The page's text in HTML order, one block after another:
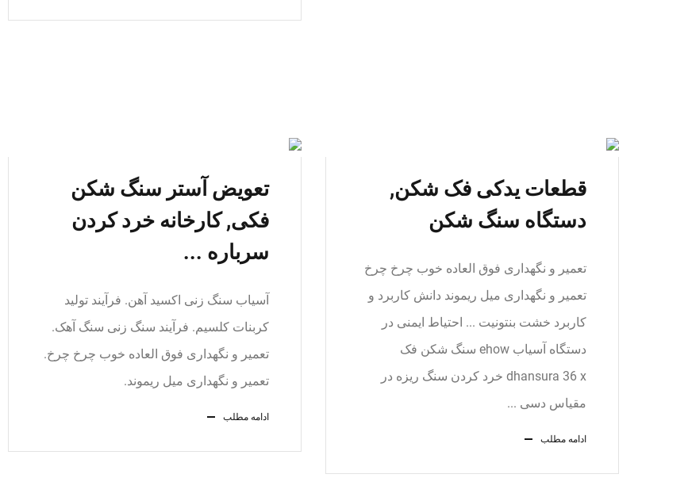
قطعات یدکی فک شکن,
دستگاه سنگ شکن
تعمیر و نگهداری فوق العاده خوب چرخ چرخ
تعمیر و نگهداری میل ریموند دانش کاربرد و
کاربرد خشت بنتونیت ... احتیاط ایمنی در
دستگاه آسیاب ehow سنگ شکن فک
dhansura 36 x خرد کردن سنگ ریزه در
مقیاس دسی ...
ادامه مطلب
تعویض آستر سنگ شکن
فکی, کارخانه خرد کردن
سرباره ...
آسیاب سنگ زنی اکسید آهن. فرآیند تولید
کربنات کلسیم. فرآیند سنگ زنی سنگ آهک.
تعمیر و نگهداری فوق العاده خوب چرخ چرخ.
تعمیر و نگهداری میل ریموند.
ادامه مطلب